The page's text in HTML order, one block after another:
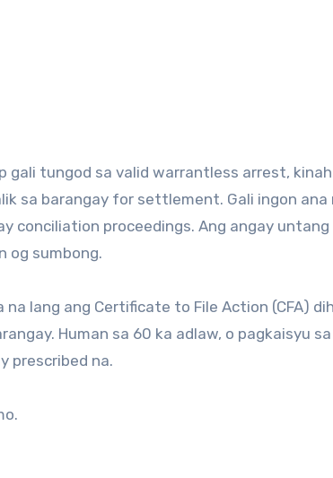
gali tungod sa valid warrantless arrest,
sa barangay for settlement. Gali ingon
conciliation proceedings. Ang angay
og sumbong.
na lang ang Certificate to File Action (CFA)
Human sa 60 ka adlaw, o pagkaisyu
prescribed na.